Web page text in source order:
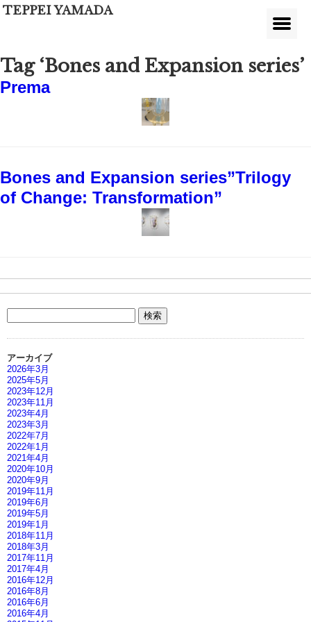
TEPPEI YAMADA
Tag ‘Bones and Expansion series’
Prema
Bones and Expansion series”Trilogy
of Change: Transformation”
アーカイブ
2026年3月
2025年5月
2023年12月
2023年11月
2023年4月
2023年3月
2022年7月
2022年1月
2021年4月
2020年10月
2020年9月
2019年11月
2019年6月
2019年5月
2019年1月
2018年11月
2018年3月
2017年11月
2017年4月
2016年12月
2016年8月
2016年6月
2016年4月